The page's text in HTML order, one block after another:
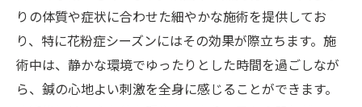
りの体質や症状に合わせた細やかな施術を提供してお
り、特に花粉症シーズンにはその効果が際立ちます。施
術中は、静かな環境でゆったりとした時間を過ごしなが
ら、鍼の心地よい刺激を全身に感じることができます。